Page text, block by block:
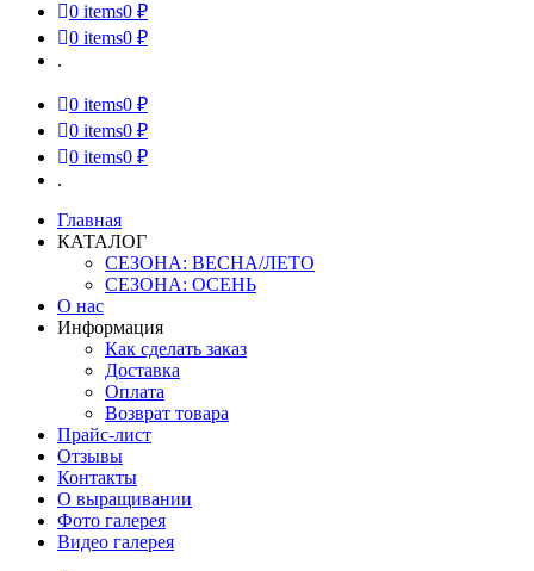
0 items0 ₽
0 items0 ₽
.
0 items0 ₽
0 items0 ₽
0 items0 ₽
.
Главная
КАТАЛОГ
СЕЗОНА: ВЕСНА/ЛЕТО
СЕЗОНА: ОСЕНЬ
О нас
Информация
Как сделать заказ
Доставка
Оплата
Возврат товара
Прайс-лист
Отзывы
Контакты
О выращивании
Фото галерея
Видео галерея